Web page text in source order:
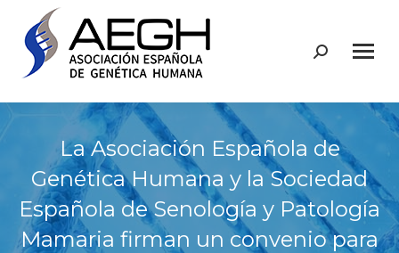
Buscar:
La Asociación Española de
Genética Humana y la Sociedad
Española de Senología y Patología
Mamaria firman un convenio para